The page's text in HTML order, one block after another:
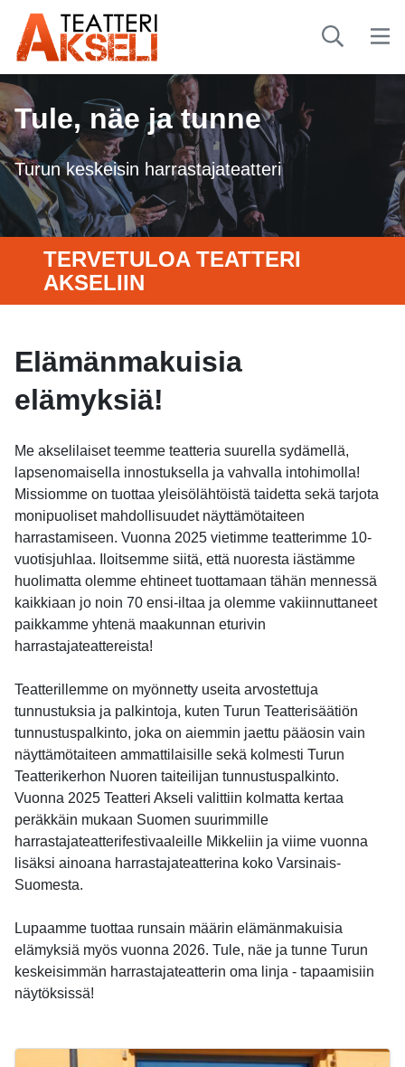
Tule, näe ja tunne
Turun keskeisin harrastajateatteri
TERVETULOA TEATTERI
AKSELIIN
Elämänmakuisia
elämyksiä!
Me akselilaiset teemme teatteria suurella sydämellä,
lapsenomaisella innostuksella ja vahvalla intohimolla!
Missiomme on tuottaa yleisölähtöistä taidetta sekä tarjota
monipuoliset mahdollisuudet näyttämötaiteen
harrastamiseen. Vuonna 2025 vietimme teatterimme 10-
vuotisjuhlaa. Iloitsemme siitä, että nuoresta iästämme
huolimatta olemme ehtineet tuottamaan tähän mennessä
kaikkiaan jo noin 70 ensi-iltaa ja olemme vakiinnuttaneet
paikkamme yhtenä maakunnan eturivin
harrastajateattereista!
Teatterillemme on myönnetty useita arvostettuja
tunnustuksia ja palkintoja, kuten Turun Teatterisäätiön
tunnustuspalkinto, joka on aiemmin jaettu pääosin vain
näyttämötaiteen ammattilaisille sekä kolmesti Turun
Teatterikerhon Nuoren taiteilijan tunnustuspalkinto.
Vuonna 2025 Teatteri Akseli valittiin kolmatta kertaa
peräkkäin mukaan Suomen suurimmille
harrastajateatterifestivaaleille Mikkeliin ja viime vuonna
lisäksi ainoana harrastajateatterina koko Varsinais-
Suomesta.
Lupaamme tuottaa runsain määrin elämänmakuisia
elämyksiä myös vuonna 2026. Tule, näe ja tunne Turun
keskeisimmän harrastajateatterin oma linja - tapaamisiin
näytöksissä!